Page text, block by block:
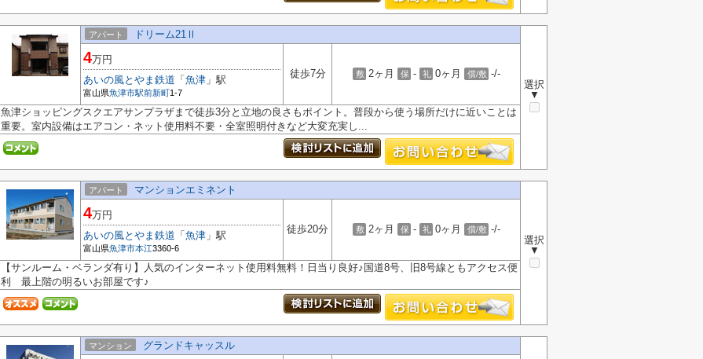
アパート ドリーム21Ⅱ
選択
▼
4万円
あいの風とやま鉄道 「 魚津 」駅
富山県魚津市駅前新町1-7
徒歩7分 敷 2ヶ月 保 - 礼 0ヶ月 償/敷 -/-
魚津ショッピングスクエアサンプラザまで徒歩3分と立地の良さもポイント。普段から使う場所だけに近いことは
重要。室内設備はエアコン・ネット使用料不要・全室照明付きなど大変充実し...
アパート マンションエミネント
選択
▼
4万円
あいの風とやま鉄道 「 魚津 」駅
富山県魚津市本江3360-6
徒歩20分 敷 2ヶ月 保 - 礼 0ヶ月 償/敷 -/-
【サンルーム・ベランダ有り】人気のインターネット使用料無料！日当り良好♪国道8号、旧8号線ともアクセス便
利 最上階の明るいお部屋です♪
マンション グランドキャッスル